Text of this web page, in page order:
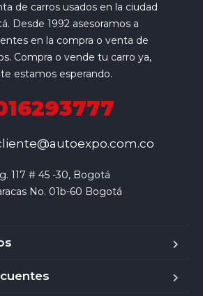
de carros usados en la ciudad
Desde 1992 asesoramos a
en la compra o venta de
Compra o vende tu carro ya,
estamos esperando.
117 # 45 -30, Bogotá
No. 01b-60 Bogotá